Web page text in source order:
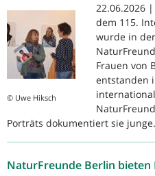
© Uwe Hiksch
22.06.2026
dem 115.
wurde in
Frauen von
entstanden
Porträts dokumentiert sie
NaturFreunde Berlin bieten